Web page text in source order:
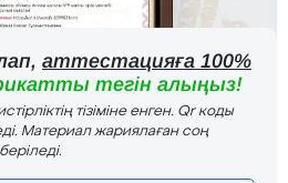
аттестацияға 100%
тегін алыңыз!
тізіміне енген. Qr коды
Материал жариялаған соң